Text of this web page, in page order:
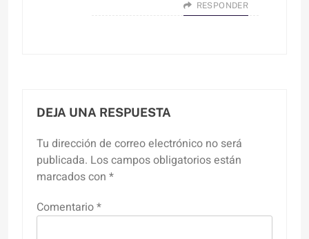
RESPONDER
DEJA UNA RESPUESTA
Tu dirección de correo electrónico no será
publicada. Los campos obligatorios están
marcados con *
Comentario*